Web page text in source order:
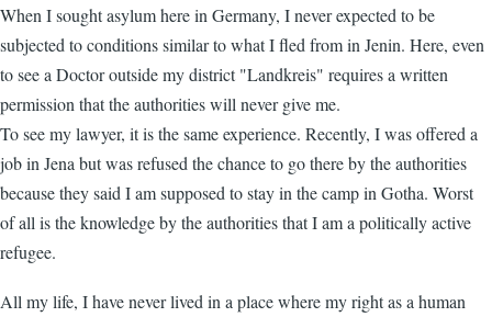
When I sought asylum here in Germany, I never expected to be
subjected to conditions similar to what I fled from in Jenin. Here, even
to see a Doctor outside my district "Landkreis" requires a written
permission that the authorities will never give me.
To see my lawyer, it is the same experience. Recently, I was offered a
job in Jena but was refused the chance to go there by the authorities
because they said I am supposed to stay in the camp in Gotha. Worst
of all is the knowledge by the authorities that I am a politically active
refugee.
All my life, I have never lived in a place where my right as a human